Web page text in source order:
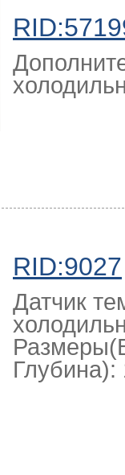
RID:9027
Датчик
Глубина):